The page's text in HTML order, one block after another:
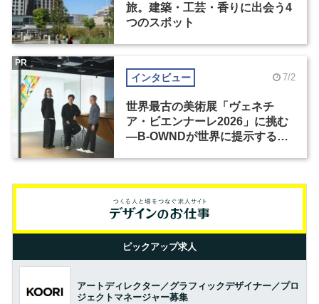
旅。建築・工芸・香りに出会う4
つのスポット
インタビュー 7/2
世界最古の美術展「ヴェネチ
ア・ビエンナーレ2026」に挑む
―B-OWNDが世界に提示する美
PR
ピックアップ求人
アートディレクター／グラフィックデザイナー／プロ
ジェクトマネージャー募集